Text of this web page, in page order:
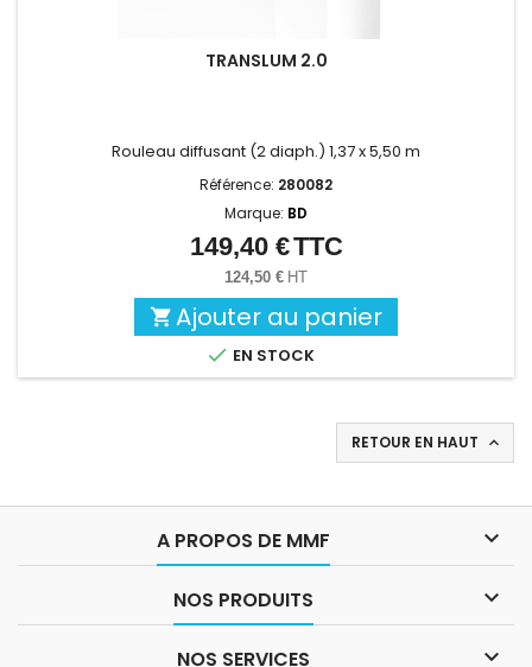
TRANSLUM 2.0
Rouleau diffusant (2 diaph.) 1,37 x 5,50 m
Référence: 280082
Marque: BD
Prix
149,40 €TTC
124,50 € HT
 Ajouter au panier
 EN STOCK
RETOUR EN HAUT 
A PROPOS DE MMF 
NOS PRODUITS 
NOS SERVICES 